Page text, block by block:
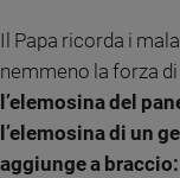
Migranti
inclusione
Costume
Il Papa ricorda i
nemmeno la forza
l’elemosina del
l’elemosina di un
aggiunge a